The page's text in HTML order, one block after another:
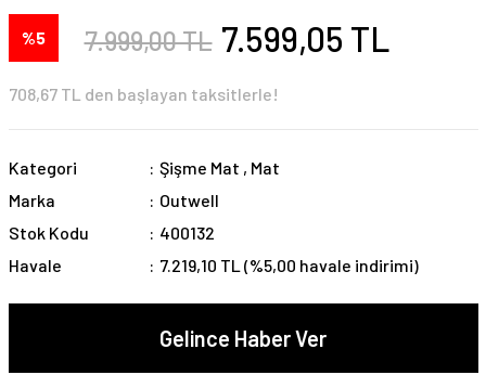
%5 7.999,00 TL 7.599,05 TL
708,67 TL den başlayan taksitlerle!
Kategori Şişme Mat , Mat
Marka
Outwell
Stok Kodu
400132
Havale
7.219,10 TL (%5,00 havale indirimi)
Gelince Haber Ver